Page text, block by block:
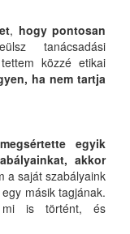
, hogy pontosan
tanácsadási
közzé etikai
ha nem tartja
egyik
akkor
a saját szabályaink
másik tagjának.
mi is történt, és